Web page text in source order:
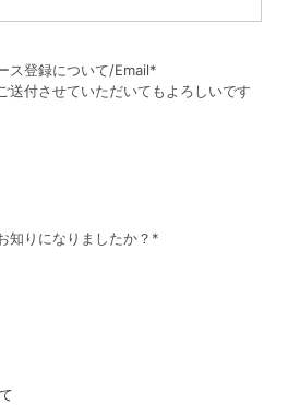
ス登録について/Email*
送付させていただいてもよろしいです
知りになりましたか？ *